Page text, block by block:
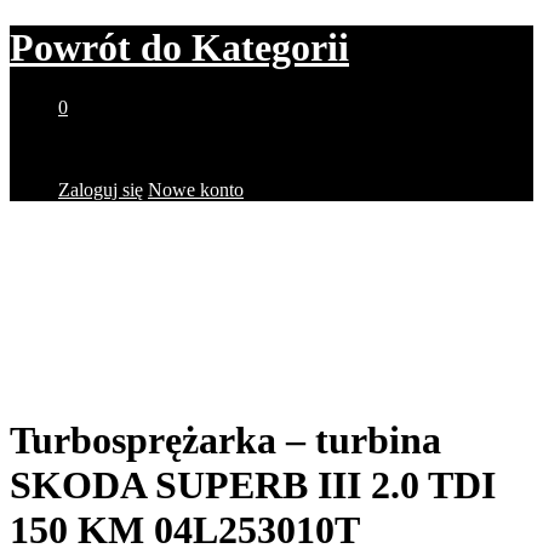
Powrót do Kategorii
0
Zaloguj się Nowe konto
Turbosprężarka – turbina
SKODA SUPERB III 2.0 TDI
150 KM 04L253010T